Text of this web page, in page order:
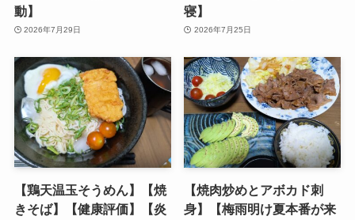
動】
2026年7月29日
寝】
2026年7月25日
【鶏天温玉そうめん】【焼
きそば】【健康評価】【炎
【焼肉炒めとアボカド刺
身】【梅雨明け夏本番が来